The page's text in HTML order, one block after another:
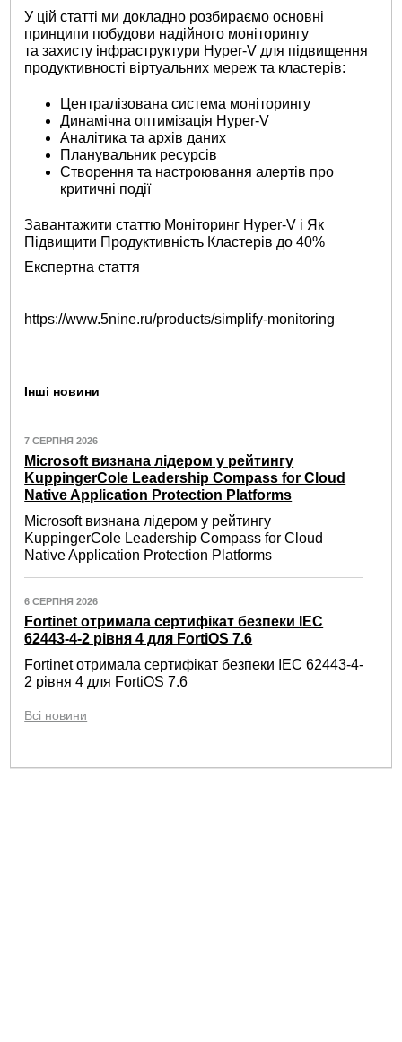
У цій статті ми докладно розбираємо основні
принципи побудови надійного моніторингу
та захисту інфраструктури Hyper-V для підвищення
продуктивності віртуальних мереж та кластерів:
Централізована система моніторингу
Динамічна оптимізація Hyper-V
Аналітика та архів даних
Планувальник ресурсів
Створення та настроювання алертів про
критичні події
Завантажити статтю Моніторинг Hyper-V і Як
Підвищити Продуктивність Кластерів до 40%
Експертна стаття
https://www.5nine.ru/products/simplify-monitoring
Інші новини
7 СЕРПНЯ 2026
Microsoft визнана лідером у рейтингу
KuppingerCole Leadership Compass for Cloud
Native Application Protection Platforms
Microsoft визнана лідером у рейтингу
KuppingerCole Leadership Compass for Cloud
Native Application Protection Platforms
6 СЕРПНЯ 2026
Fortinet отримала сертифікат безпеки IEC
62443-4-2 рівня 4 для FortiOS 7.6
Fortinet отримала сертифікат безпеки IEC 62443-4-
2 рівня 4 для FortiOS 7.6
Всі новини